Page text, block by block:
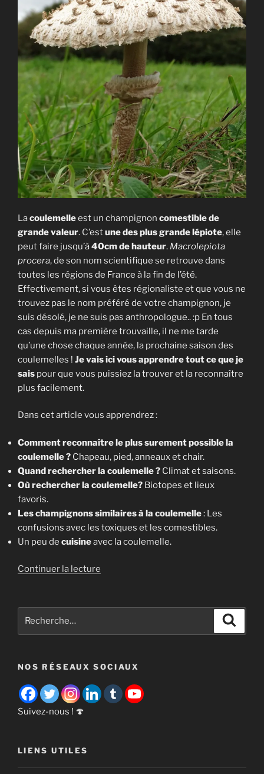
Lacoulemelleest un champignon comestible de
grande valeur. C’estune des plus grande lépiote, elle
peut faire jusqu’à40cm de hauteur. Macrolepiota
procera, de son nom scientifique se retrouve dans
toutes les régions de France à la fin de l’été.
Effectivement, si vous êtes régionaliste et que vous ne
trouvez pas le nom préféré de votre champignon, je
suis désolé, je ne suis pas anthropologue.. :p En tous
cas depuis ma première trouvaille, il ne me tarde
qu’une chose chaque année, la prochaine saison des
coulemelles ! Je vais ici vous apprendre tout ce que je
sais pour que vous puissiez la trouver et la reconnaître
plus facilement.
Dans cet article vous apprendrez :
Comment reconnaître le plus surement possible la
coulemelle ? Chapeau, pied, anneaux et chair.
Quand rechercher la coulemelle ? Climat et saisons.
Où rechercher la coulemelle? Biotopes et lieux
favoris.
Les champignons similaires à la coulemelle: Les
confusions avec les toxiques et les comestibles.
Un peu de cuisineavec la coulemelle.
Continuer la lecture
procera)
et
ce
NOS RÉSEAUX SOCIAUX
Suivez-nous ! 🍄
LIENS UTILES